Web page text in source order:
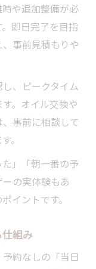
や追加整備が必
即日完了を目指
事前見積もりや
、ピークタイム
。オイル交換や
事前に相談して
。
」「朝一番の予
の実体験もあ
イントです。
組み
約なしの「当日